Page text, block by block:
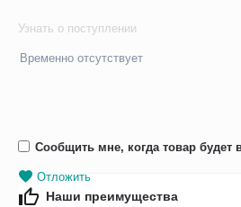
Узнать о поступлении
Временно отсутствует
Сообщить мне, когда товар будет
Отложить
Наши преимущества